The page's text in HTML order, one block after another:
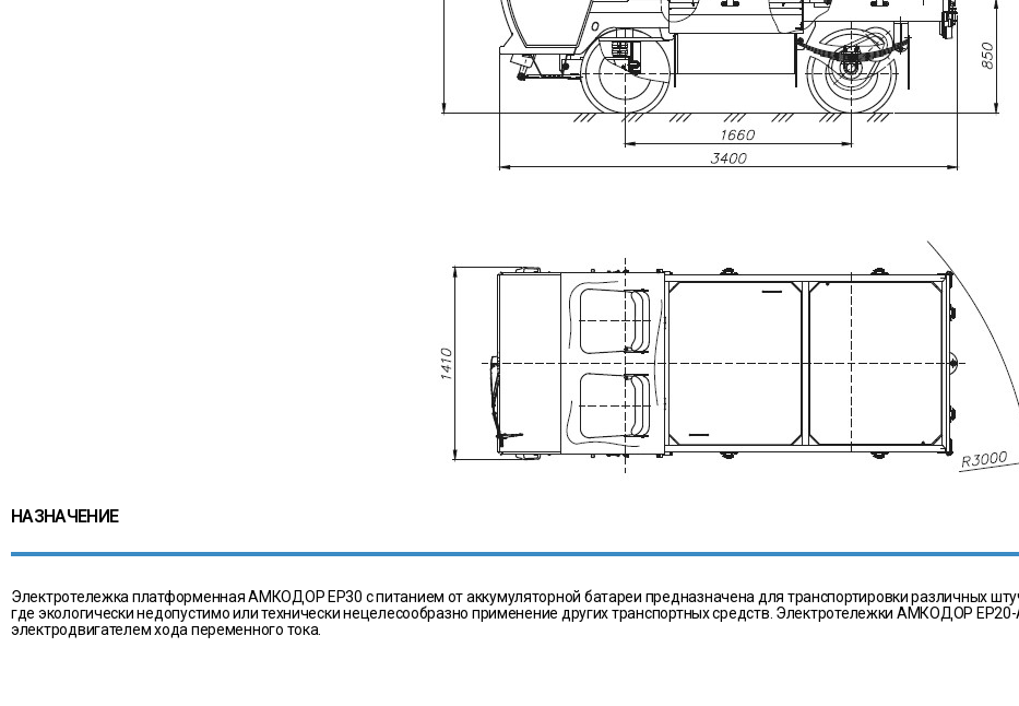
НАЗНАЧЕНИЕ
Электротележка платформенная АМКОДОР ЕР30 с питанием от аккумуляторной батареи предназначена для транспортировки различных
где экологически недопустимо или технически нецелесообразно применение других транспортных средств. Электротележки АМКОДОР
электродвигателем хода переменного тока.